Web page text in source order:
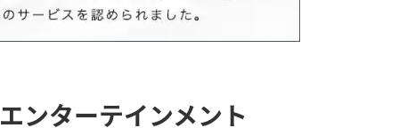
エンターテインメント